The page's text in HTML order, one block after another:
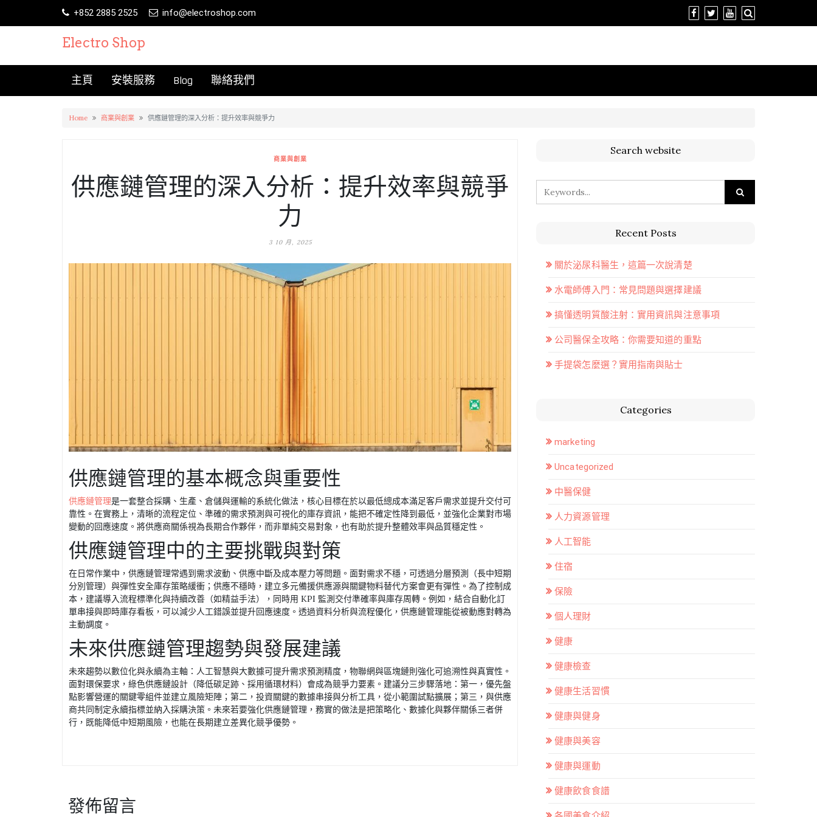
+852 2885 2525 info@electroshop.com
Electro Shop
主頁 安裝服務 Blog 聯絡我們
Home 商業與創業 供應鏈管理的深入分析：提升效率與競爭力
商業與創業
供應鏈管理的深入分析：提升效率與競爭
力
3 10 月, 2025
供應鏈管理的基本概念與重要性
供應鏈管理是一套整合採購、生產、倉儲與運輸的系統化做法，核心目標在於以最低總成本滿足客戶需求並提升交付可
靠性。在實務上，清晰的流程定位、準確的需求預測與可視化的庫存資訊，能把不確定性降到最低，並強化企業對市場
變動的回應速度。將供應商關係視為長期合作夥伴，而非單純交易對象，也有助於提升整體效率與品質穩定性。
供應鏈管理中的主要挑戰與對策
在日常作業中，供應鏈管理常遇到需求波動、供應中斷及成本壓力等問題。面對需求不穩，可透過分層預測（長中短期
分別管理）與彈性安全庫存策略緩衝；供應不穩時，建立多元備援供應源與關鍵物料替代方案會更有彈性。為了控制成
本，建議導入流程標準化與持續改善（如精益手法），同時用 KPI 監測交付準確率與庫存周轉。例如，結合自動化訂
單串接與即時庫存看板，可以減少人工錯誤並提升回應速度。透過資料分析與流程優化，供應鏈管理能從被動應對轉為
主動調度。
未來供應鏈管理趨勢與發展建議
未來趨勢以數位化與永續為主軸：人工智慧與大數據可提升需求預測精度，物聯網與區塊鏈則強化可追溯性與真實性。
面對環保要求，綠色供應鏈設計（降低碳足跡、採用循環材料）會成為競爭力要素。建議分三步驟落地：第一，優先盤
點影響營運的關鍵零組件並建立風險矩陣；第二，投資關鍵的數據串接與分析工具，從小範圍試點擴展；第三，與供應
商共同制定永續指標並納入採購決策。未來若要強化供應鏈管理，務實的做法是把策略化、數據化與夥伴關係三者併
行，既能降低中短期風險，也能在長期建立差異化競爭優勢。
發佈留言
Search website
Recent Posts
關於泌尿科醫生，這篇一次說清楚
水電師傅入門：常見問題與選擇建議
搞懂透明質酸注射：實用資訊與注意事項
公司醫保全攻略：你需要知道的重點
手提袋怎麼選？實用指南與貼士
Categories
marketing
Uncategorized
中醫保健
人力資源管理
人工智能
住宿
保險
個人理財
健康
健康檢查
健康生活習慣
健康與健身
健康與美容
健康與運動
健康飲食食譜